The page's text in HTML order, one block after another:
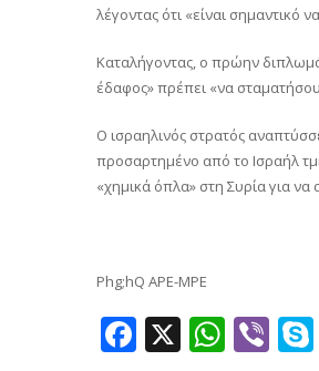
λέγοντας ότι «είναι σημαντικό
Καταλήγοντας, ο πρώην
έδαφος» πρέπει «να
Ο ισραηλινός στρατός
προσαρτημένο από το Ισραήλ
«χημικά όπλα» στη Συρία για
Phg;hQ APE-MPE
Facebook
X